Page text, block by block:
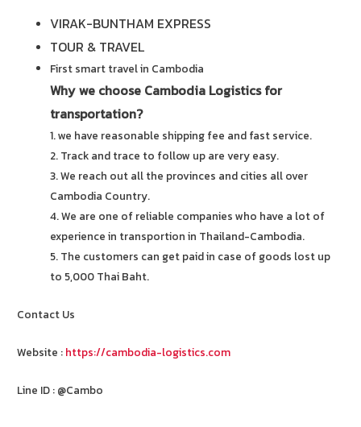
VIRAK-BUNTHAM EXPRESS
TOUR & TRAVEL
First smart travel in Cambodia
Why we choose Cambodia Logistics for
transportation?
1. we have reasonable shipping fee and fast service.
2. Track and trace to follow up are very easy.
3. We reach out all the provinces and cities all over
Cambodia Country.
4. We are one of reliable companies who have a lot of
experience in transportion in Thailand-Cambodia.
5. The customers can get paid in case of goods lost up
to 5,000 Thai Baht.
Contact Us
Website : https://cambodia-logistics.com
Line ID : @Cambo